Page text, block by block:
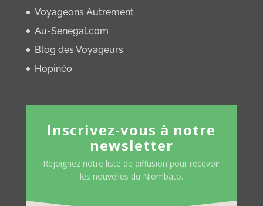
Voyageons Autrement
Au-Senegal.com
Blog des Voyageurs
Hopinéo
Inscrivez-vous à notre
newsletter
Rejoignez notre liste de diffusion pour recevoir
les nouvelles du Niombato.